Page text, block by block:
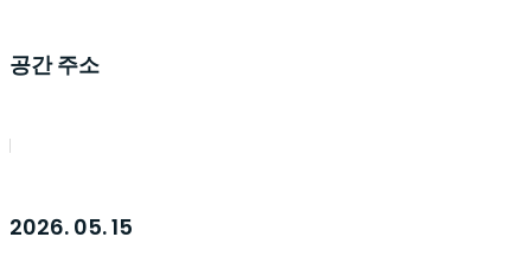
공간 주소
2026. 05. 15